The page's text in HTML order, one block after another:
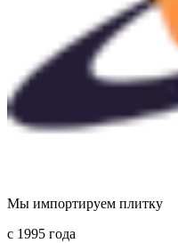
Мы импортируем плитку
c 1995 года